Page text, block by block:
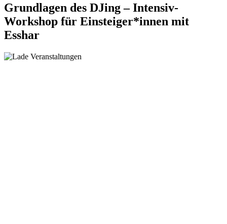
Grundlagen des DJing – Intensiv-
Workshop für Einsteiger*innen mit
Esshar